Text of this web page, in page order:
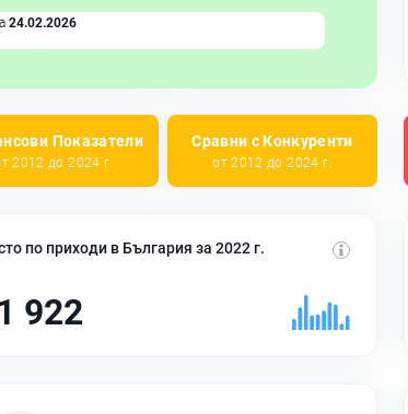
24.02.2026
Показатели
2012 до 2024 г.
Сравни с Конкуренти
от 2012 до 2024 г.
по приходи в България за 2022 г.
922